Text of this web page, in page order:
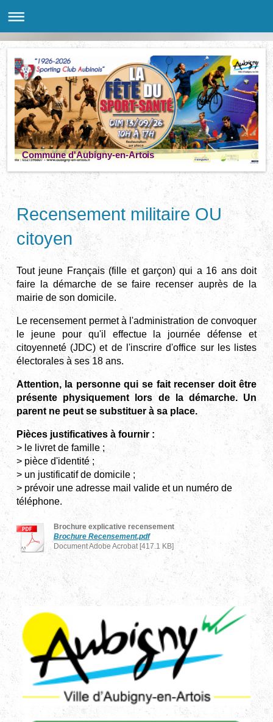
Commune d'Aubigny-en-Artois
Recensement militaire OU
citoyen
Tout jeune Français (fille et garçon) qui a 16 ans doit
faire la démarche de se faire recenser auprès de la
mairie de son domicile.
Le recensement permet à l'administration de convoquer
le jeune pour qu'il effectue la journée défense et
citoyenneté (JDC) et de l'inscrire d'office sur les listes
électorales à ses 18 ans.
Attention, la personne qui se fait recenser doit être
présente physiquement lors de la démarche. Un
parent ne peut se substituer à sa place.
Pièces justificatives à fournir :
> le livret de famille ;
> pièce d'identité ;
> un justificatif de domicile ;
> prévoir une adresse mail valide et un numéro de
téléphone.
Brochure explicative recensement
Brochure Recensement.pdf
Document Adobe Acrobat [417.1 KB]